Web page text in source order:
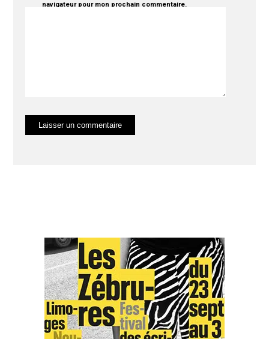
navigateur pour mon prochain commentaire.